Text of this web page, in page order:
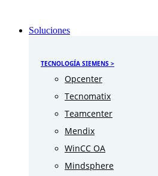
Soluciones
TECNOLOGÍA SIEMENS >
Opcenter
Tecnomatix
Teamcenter
Mendix
WinCC OA
Mindsphere